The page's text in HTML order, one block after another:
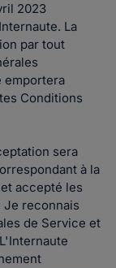
2023
La
par tout
emportera
Conditions
sera
à la
accepté les
Je reconnais
de Service et